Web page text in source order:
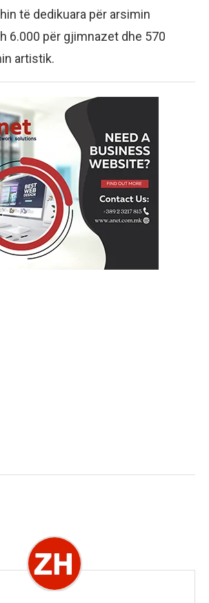
të dedikuara për arsimin
6.000 për gjimnazet dhe 570
artistik.